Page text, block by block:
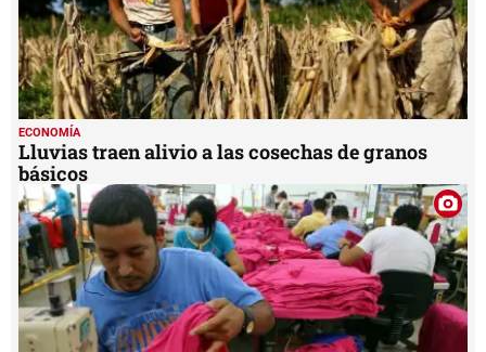
ECONOMÍA
Lluvias traen alivio a las cosechas de granos
básicos